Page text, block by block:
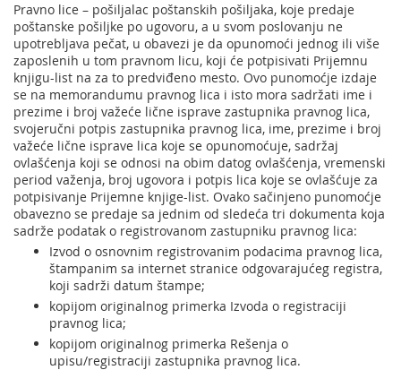
Pravno lice – pošiljalac poštanskih pošiljaka, koje predaje
poštanske pošiljke po ugovoru, a u svom poslovanju ne
upotrebljava pečat, u obavezi je da opunomoći jednog ili više
zaposlenih u tom pravnom licu, koji će potpisivati Prijemnu
knjigu-list na za to predviđeno mesto. Ovo punomoćje izdaje
se na memorandumu pravnog lica i isto mora sadržati ime i
prezime i broj važeće lične isprave zastupnika pravnog lica,
svojeručni potpis zastupnika pravnog lica, ime, prezime i broj
važeće lične isprave lica koje se opunomoćuje, sadržaj
ovlašćenja koji se odnosi na obim datog ovlašćenja, vremenski
period važenja, broj ugovora i potpis lica koje se ovlašćuje za
potpisivanje Prijemne knjige-list. Ovako sačinjeno punomoćje
obavezno se predaje sa jednim od sledeća tri dokumenta koja
sadrže podatak o registrovanom zastupniku pravnog lica:
Izvod o osnovnim registrovanim podacima pravnog lica,
štampanim sa internet stranice odgovarajućeg registra,
koji sadrži datum štampe;
kopijom originalnog primerka Izvoda o registraciji
pravnog lica;
kopijom originalnog primerka Rešenja o
upisu/registraciji zastupnika pravnog lica.